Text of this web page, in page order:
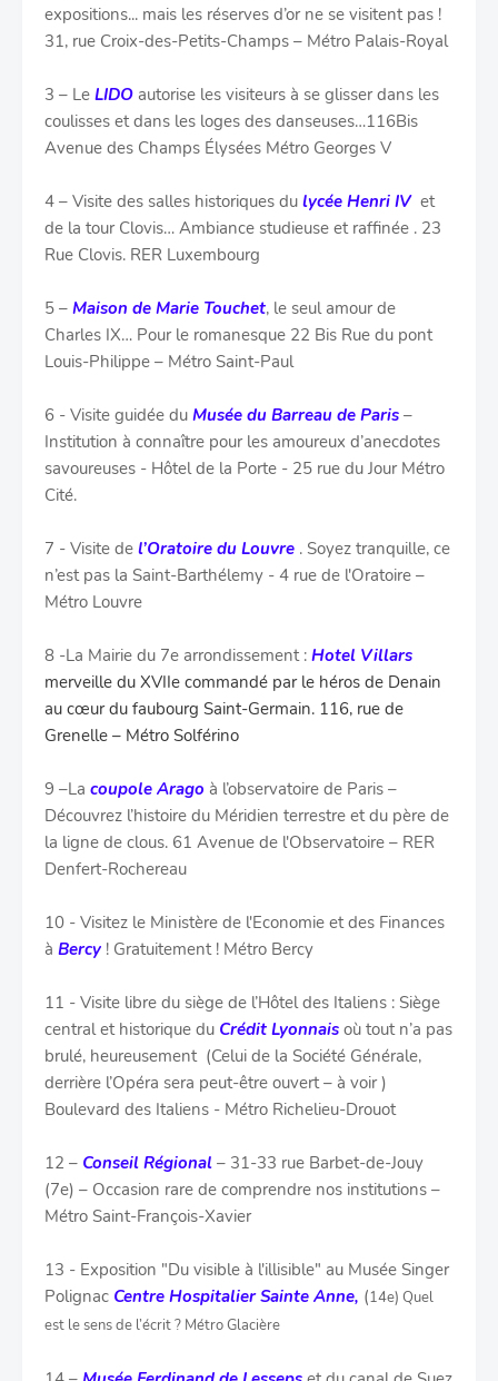
expositions... mais les réserves d’or ne se visitent pas !
31, rue Croix-des-Petits-Champs – Métro Palais-Royal
3 – Le LIDO autorise les visiteurs à se glisser dans les
coulisses et dans les loges des danseuses…116Bis
Avenue des Champs Élysées Métro Georges V
4 – Visite des salles historiques du lycée Henri IVet
de la tour Clovis… Ambiance studieuse et raffinée . 23
Rue Clovis. RER Luxembourg
5 – Maison de Marie Touchet, le seul amour de
Charles IX… Pour le romanesque 22 Bis Rue du pont
Louis-Philippe – Métro Saint-Paul
6 - Visite guidée du Musée du Barreau de Paris –
Institution à connaître pour les amoureux d’anecdotes
savoureuses - Hôtel de la Porte - 25 rue du Jour Métro
Cité.
7 - Visite de l’Oratoire du Louvre . Soyez tranquille, ce
n’est pas la Saint-Barthélemy - 4 rue de l'Oratoire –
Métro Louvre
8 -La Mairie du 7e arrondissement : Hotel Villars
merveille du XVIIe commandé par le héros de Denain
au cœur du faubourg Saint-Germain. 116, rue de
Grenelle – Métro Solférino
9 –La coupole Arago à l’observatoire de Paris –
Découvrez l’histoire du Méridien terrestre et du père de
la ligne de clous. 61 Avenue de l'Observatoire – RER
Denfert-Rochereau
10 - Visitez le Ministère de l'Economie et des Finances
à Bercy ! Gratuitement ! Métro Bercy
11 - Visite libre du siège de l’Hôtel des Italiens : Siège
central et historique du Crédit Lyonnais où tout n’a pas
brulé, heureusement (Celui de la Société Générale,
derrière l’Opéra sera peut-être ouvert – à voir )
Boulevard des Italiens - Métro Richelieu-Drouot
12 – Conseil Régional – 31-33 rue Barbet-de-Jouy
(7e) – Occasion rare de comprendre nos institutions –
Métro Saint-François-Xavier
13 - Exposition "Du visible à l'illisible" au Musée Singer
Polignac Centre Hospitalier Sainte Anne, (14e) Quel
est le sens de l’écrit ? Métro Glacière